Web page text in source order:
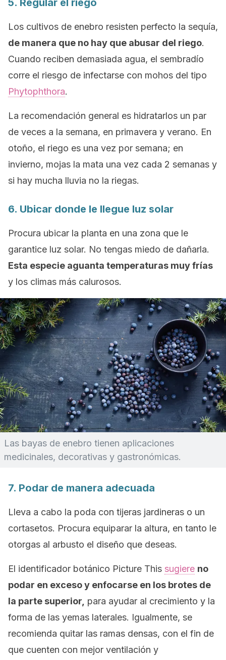
5. Regular el riego
Los cultivos de enebro resisten perfecto la sequía,
de manera que no hay que abusar del riego.
Cuando reciben demasiada agua, el sembradío
corre el riesgo de infectarse con mohos del tipo
Phytophthora.
La recomendación general es hidratarlos un par
de veces a la semana, en primavera y verano. En
otoño, el riego es una vez por semana; en
invierno, mojas la mata una vez cada 2 semanas y
si hay mucha lluvia no la riegas.
6. Ubicar donde le llegue luz solar
Procura ubicar la planta en una zona que le
garantice luz solar. No tengas miedo de dañarla.
Esta especie aguanta temperaturas muy frías
y los climas más calurosos.
Las bayas de enebro tienen aplicaciones
medicinales, decorativas y gastronómicas.
7. Podar de manera adecuada
Lleva a cabo la poda con tijeras jardineras o un
cortasetos. Procura equiparar la altura, en tanto le
otorgas al arbusto el diseño que deseas.
El identificador botánico Picture This sugiere no
podar en exceso y enfocarse en los brotes de
la parte superior, para ayudar al crecimiento y la
forma de las yemas laterales. Igualmente, se
recomienda quitar las ramas densas, con el fin de
que cuenten con mejor ventilación y